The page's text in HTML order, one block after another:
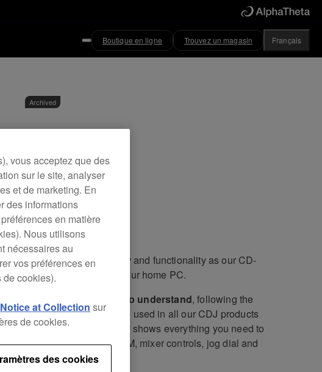
Boutique en ligne Trouvez un magasin Français
Archived
DJS
Get the same playability and functionality as our CD-
Decks and mixers on your home PC.
intuitive and easy to understand, following the
same ergonomic design used in all our CDJ products
and mixers. The display shows everything you need to
see, including time, BPM, mixer controls, jog dial and
hot cue buttons.
vous acceptez que des
sur le site, analyser
et de marketing. En
des informations
en matière
Nous utilisons
nécessaires au
vos préférences en
cookies).
at Collection sur
de cookies.
des cookies